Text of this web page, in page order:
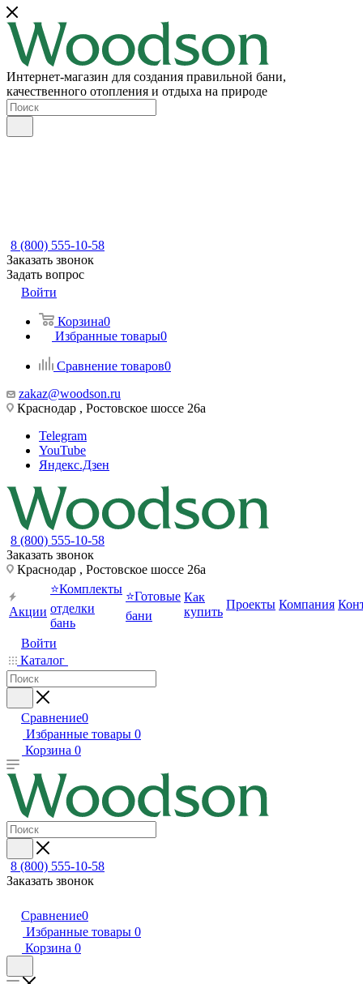
Интернет-магазин для создания правильной бани,
качественного отопления и отдыха на природе
8 (800) 555-10-58
Заказать звонок
Задать вопрос
Войти
Корзина0
Избранные товары0
Сравнение товаров0
zakaz@woodson.ru
Краснодар , Ростовское шоссе 26а
Telegram
YouTube
Яндекс.Дзен
8 (800) 555-10-58
Заказать звонок
Краснодар , Ростовское шоссе 26а
Акции
⭐Комплекты
отделки
бань
⭐Готовые
бани
Как
купить
Проекты Компания
Войти
Каталог
Сравнение0
Избранные товары 0
Корзина 0
8 (800) 555-10-58
Заказать звонок
Сравнение0
Избранные товары 0
Корзина 0